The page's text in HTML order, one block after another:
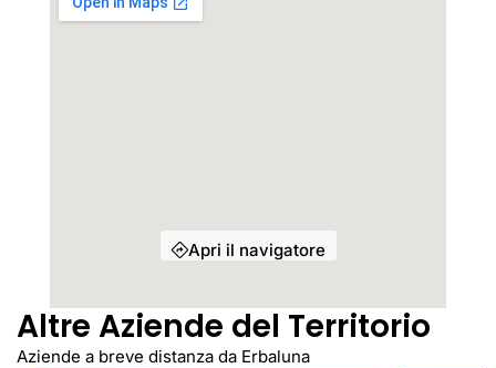
Apri il navigatore
Altre Aziende del Territorio
Aziende a breve distanza da Erbaluna